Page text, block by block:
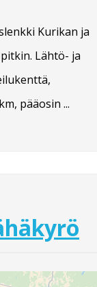
Kurikan ja
Lähtö- ja
pääosin ...